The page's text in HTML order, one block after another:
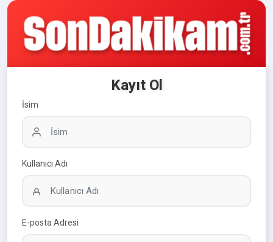
Kayıt Ol
İsim
Kullanıcı Adı
E-posta Adresi